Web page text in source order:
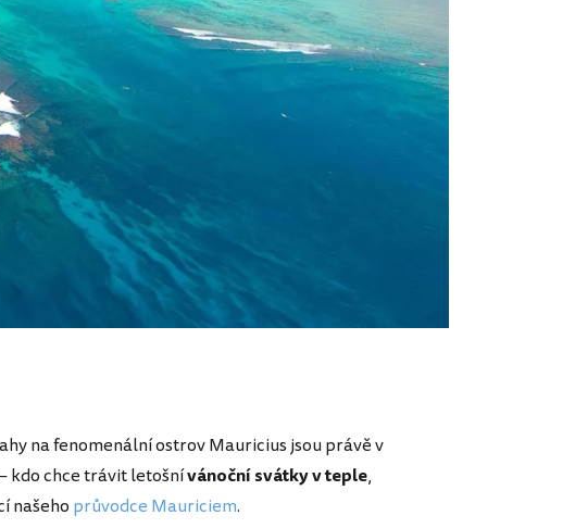
na fenomenální ostrov Mauricius jsou právě v
kdo chce trávit letošnívánoční svátky v teple,
našeho průvodce Mauriciem.